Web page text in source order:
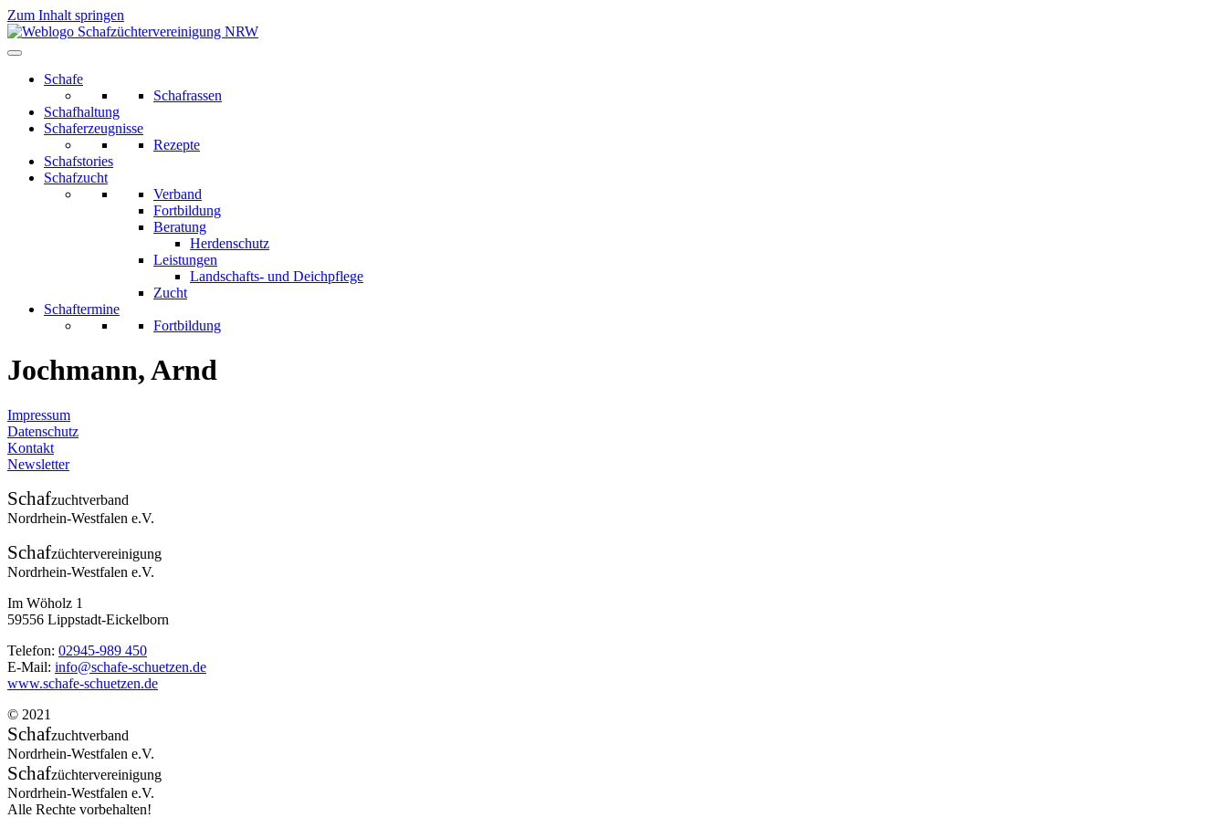
Zum Inhalt springen
Schafe
Schafrassen
Schafhaltung
Schaferzeugnisse
Rezepte
Schafstories
Schafzucht
Verband
Fortbildung
Beratung
Herdenschutz
Leistungen
Landschafts- und Deichpflege
Zucht
Schaftermine
Fortbildung
Jochmann, Arnd
Impressum
Datenschutz
Kontakt
Newsletter
Schafzuchtverband
Nordrhein-Westfalen e.V.
Schafzüchtervereinigung
Nordrhein-Westfalen e.V.
Im Wöholz 1
59556 Lippstadt-Eickelborn
Telefon: 02945-989 450
E-Mail: info@schafe-schuetzen.de
www.schafe-schuetzen.de
© 2021
Schafzuchtverband
Nordrhein-Westfalen e.V.
Schafzüchtervereinigung
Nordrhein-Westfalen e.V.
Alle Rechte vorbehalten!